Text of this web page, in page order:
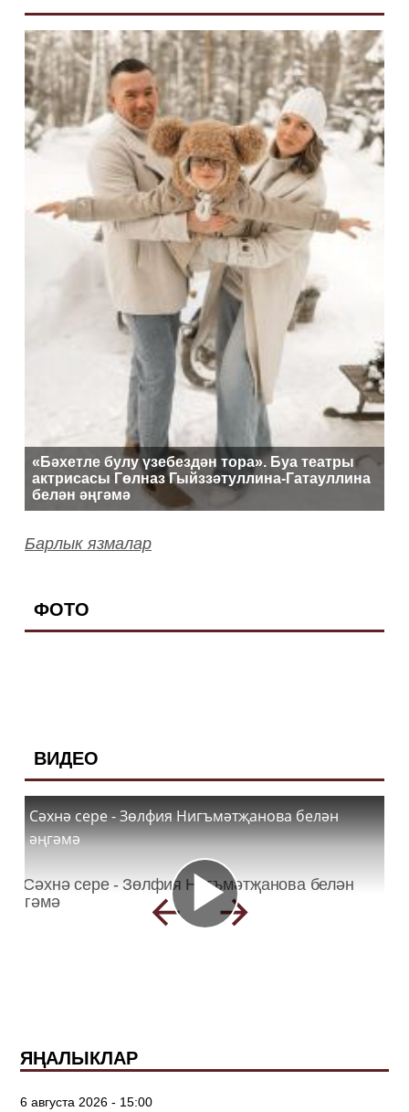
«Бәхетле булу үзебездән тора». Буа театры
актрисасы Гөлназ Гыйззәтуллина-Гатауллина
белән әңгәмә
Барлык язмалар
ФОТО
ВИДЕО
Сәхнә сере - Зөлфия Нигъмәтҗанова белән
әңгәмә
ЯҢАЛЫКЛАР
6 августа 2026 - 15:00